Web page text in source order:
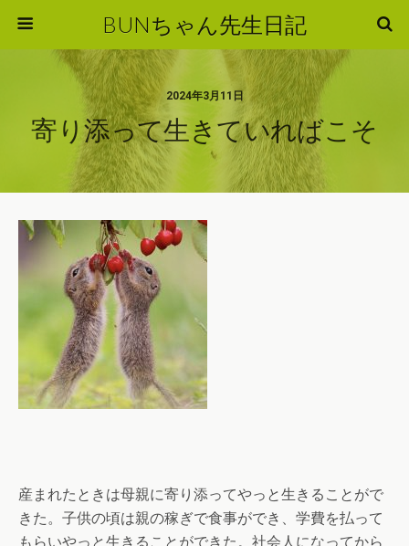
BUNちゃん先生日記
2024年3月11日
寄り添って生きていればこそ
産まれたときは母親に寄り添ってやっと生きることがで
きた。子供の頃は親の稼ぎで食事ができ、学費を払って
もらいやっと生きることができた。社会人になってから